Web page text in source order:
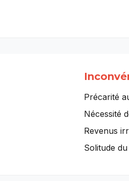
Précarité
Nécessité
Revenus
Solitude